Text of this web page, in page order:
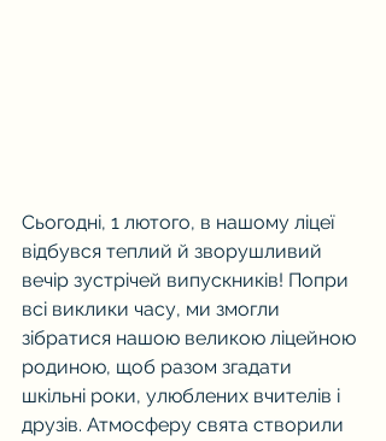
Сьогодні, 1 лютого, в нашому ліцеї
відбувся теплий й зворушливий
вечір зустрічей випускників! Попри
всі виклики часу, ми змогли
зібратися нашою великою ліцейною
родиною, щоб разом згадати
шкільні роки, улюблених вчителів і
друзів. Атмосферу свята створили